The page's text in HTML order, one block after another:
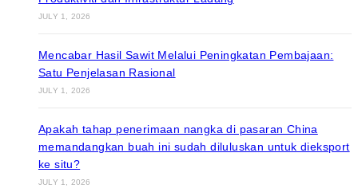
JULY 1, 2026
Mencabar Hasil Sawit Melalui Peningkatan Pembajaan:
Satu Penjelasan Rasional
JULY 1, 2026
Apakah tahap penerimaan nangka di pasaran China
memandangkan buah ini sudah diluluskan untuk dieksport
ke situ?
JULY 1, 2026